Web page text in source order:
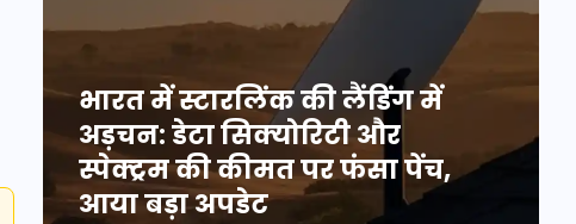
भारत में स्टारलिंक की लैंडिंग में
अड़चन: डेटा सिक्योरिटी और
स्पेक्ट्रम की कीमत पर फंसा पेंच,
आया बड़ा अपडेट